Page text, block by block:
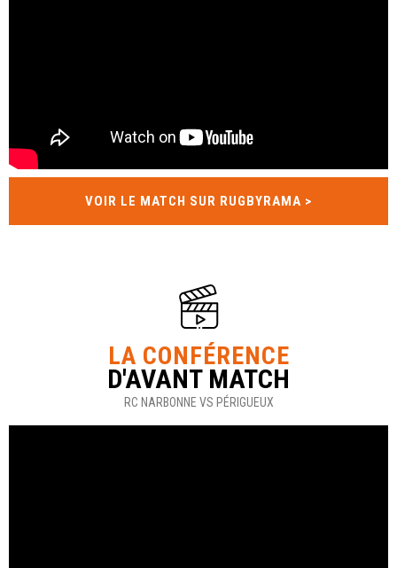
VOIR LE MATCH SUR RUGBYRAMA >
LA CONFÉRENCE
D'AVANT MATCH
RC NARBONNE VS PÉRIGUEUX